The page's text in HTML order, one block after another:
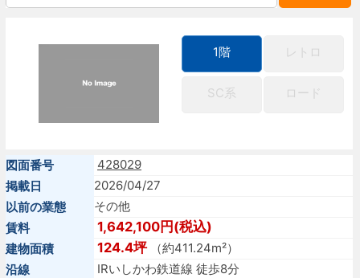
1階 レトロ
SC系 ロード
図面番号
428029
掲載日
2026/04/27
以前の業態
その他
賃料
1,642,100円(税込)
建物面積 124.4坪（約411.24m²）
沿線
IRいしかわ鉄道線 徒歩8分